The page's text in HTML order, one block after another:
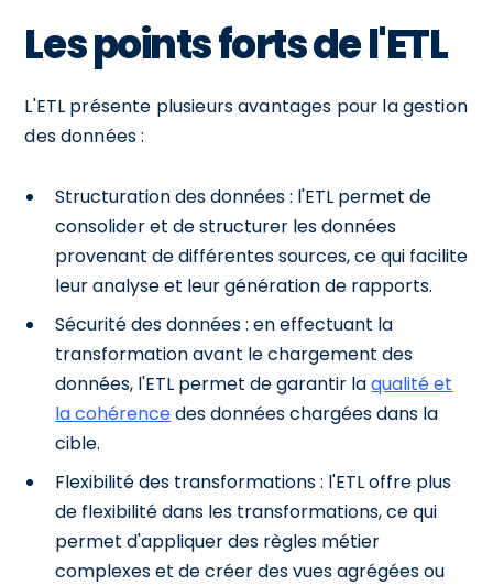
Les points forts de l'ETL
L'ETL présente plusieurs avantages pour la gestion
des données :
Structuration des données : l'ETL permet de
consolider et de structurer les données
provenant de différentes sources, ce qui facilite
leur analyse et leur génération de rapports.
Sécurité des données : en effectuant la
transformation avant le chargement des
données, l'ETL permet de garantir laqualité et
la cohérencedes données chargées dans la
cible.
Flexibilité des transformations : l'ETL offre plus
de flexibilité dans les transformations, ce qui
permet d'appliquer des règles métier
complexes et de créer des vues agrégées ou